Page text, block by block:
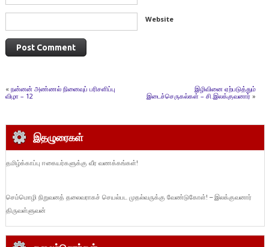
Website
« நன்னன் அண்ணல் நினைவுப் பரிசளிப்பு
விழா – 12
இழிவினை ஏற்படுத்தும்
இடைச்செருகல்கள் – சி.இலக்குவனார்»
இதழுரைகள்
தமிழ்க்காப்பு ஈகையர்களுக்கு வீர வணக்கங்கள்!
செம்மொழி நிறுவனத் தலைவராகச் செயல்பட முதல்வருக்கு வேண்டுகோள்! – இலக்குவனார்
திருவள்ளுவன்